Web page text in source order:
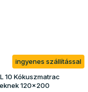
ingyenes szállítással
10 Kókuszmatrac
120x200